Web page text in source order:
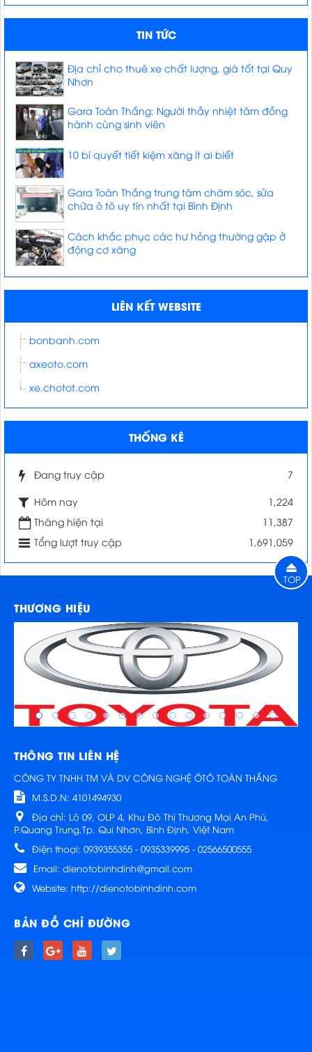
TIN TỨC
Địa chỉ cho thuê xe chất lượng, giá tốt tại Quy
Nhơn
Gara Toàn Thắng: Người thầy nhiệt tâm đồng
hành cùng sinh viên
10 bí quyết tiết kiệm xăng ít ai biết
Gara Toàn Thắng trung tâm chăm sóc, sửa
chữa ô tô uy tín nhất tại Bình Định
Cách khắc phục các hư hỏng thường gặp ở
động cơ xăng
LIÊN KẾT WEBSITE
bonbanh.com
axeoto.com
xe.chotot.com
THỐNG KÊ
Đang truy cập 7
Hôm nay
1,224
Tháng hiện tại
11,387
Tổng lượt truy cập
1,691,059
TOP
THƯƠNG HIỆU
THÔNG TIN LIÊN HỆ
CÔNG TY TNHH TM VÀ DV CÔNG NGHỆ ÔTÔ TOÀN THẮNG
M.S.D.N: 4101494930
Địa chỉ: Lô 09, OLP 4, Khu Đô Thị Thương Mại An Phú,
P.Quang Trung,Tp. Qui Nhơn, Bình Định, Việt Nam
Điện thoại: 0939355355 - 0935339995 - 02566500555
Email: dienotobinhdinh@gmail.com
Website: http://dienotobinhdinh.com
BẢN ĐỒ CHỈ ĐƯỜNG